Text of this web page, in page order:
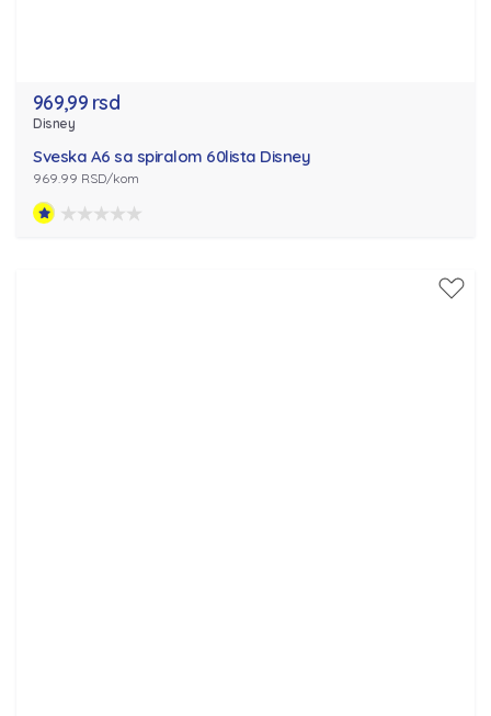
969,99 rsd
Disney
Sveska A6 sa spiralom 60lista Disney
969.99 RSD/kom